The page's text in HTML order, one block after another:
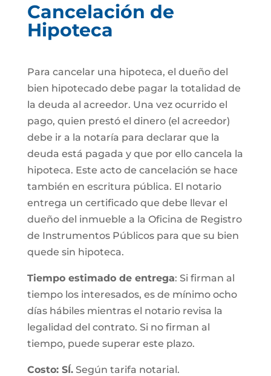
Cancelación de
Hipoteca
Para cancelar una hipoteca, el dueño del
bien hipotecado debe pagar la totalidad de
la deuda al acreedor. Una vez ocurrido el
pago, quien prestó el dinero (el acreedor)
debe ir a la notaría para declarar que la
deuda está pagada y que por ello cancela la
hipoteca. Este acto de cancelación se hace
también en escritura pública. El notario
entrega un certificado que debe llevar el
dueño del inmueble a la Oficina de Registro
de Instrumentos Públicos para que su bien
quede sin hipoteca.
Tiempo estimado de entrega: Si firman al
tiempo los interesados, es de mínimo ocho
días hábiles mientras el notario revisa la
legalidad del contrato. Si no firman al
tiempo, puede superar este plazo.
Costo: SÍ.Según tarifa notarial.